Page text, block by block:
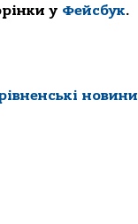
у Фейсбук.
новини